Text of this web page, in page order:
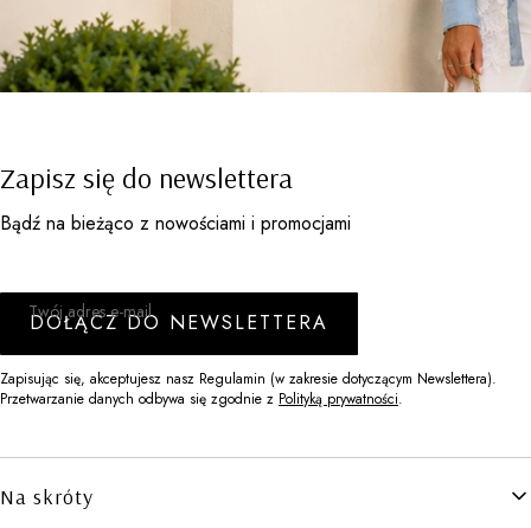
Zapisz się do newslettera
Bądź na bieżąco z nowościami i promocjami
Twój adres e-mail
DOŁĄCZ DO NEWSLETTERA
Zapisując się, akceptujesz nasz Regulamin (w zakresie dotyczącym Newslettera).
Przetwarzanie danych odbywa się zgodnie z Polityką prywatności.
Linki w stopce
Na skróty